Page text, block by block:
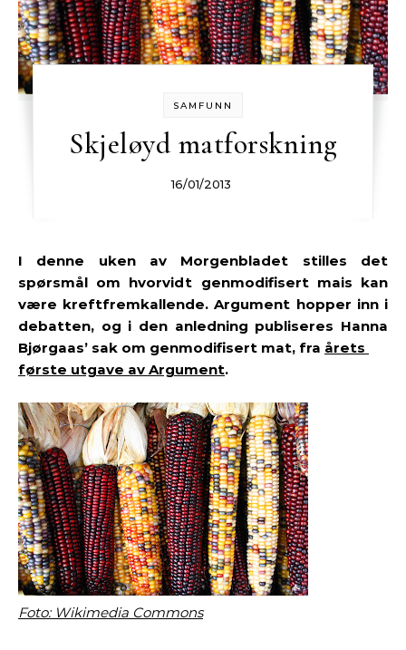
SAMFUNN
Skjeløyd matforskning
16/01/2013
I denne uken av Morgenbladet stilles det
spørsmål om hvorvidt genmodifisert mais kan
være kreftfremkallende. Argument hopper inn i
debatten, og i den anledning publiseres Hanna
Bjørgaas’ sak om genmodifisert mat, fra årets
første utgave av Argument.
Foto: Wikimedia Commons